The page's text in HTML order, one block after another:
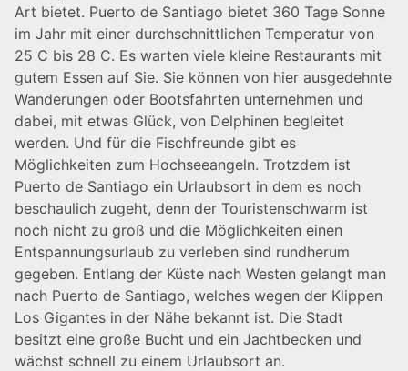
Art bietet. Puerto de Santiago bietet 360 Tage Sonne
im Jahr mit einer durchschnittlichen Temperatur von
25 C bis 28 C. Es warten viele kleine Restaurants mit
gutem Essen auf Sie. Sie können von hier ausgedehnte
Wanderungen oder Bootsfahrten unternehmen und
dabei, mit etwas Glück, von Delphinen begleitet
werden. Und für die Fischfreunde gibt es
Möglichkeiten zum Hochseeangeln. Trotzdem ist
Puerto de Santiago ein Urlaubsort in dem es noch
beschaulich zugeht, denn der Touristenschwarm ist
noch nicht zu groß und die Möglichkeiten einen
Entspannungsurlaub zu verleben sind rundherum
gegeben. Entlang der Küste nach Westen gelangt man
nach Puerto de Santiago, welches wegen der Klippen
Los Gigantes in der Nähe bekannt ist. Die Stadt
besitzt eine große Bucht und ein Jachtbecken und
wächst schnell zu einem Urlaubsort an.